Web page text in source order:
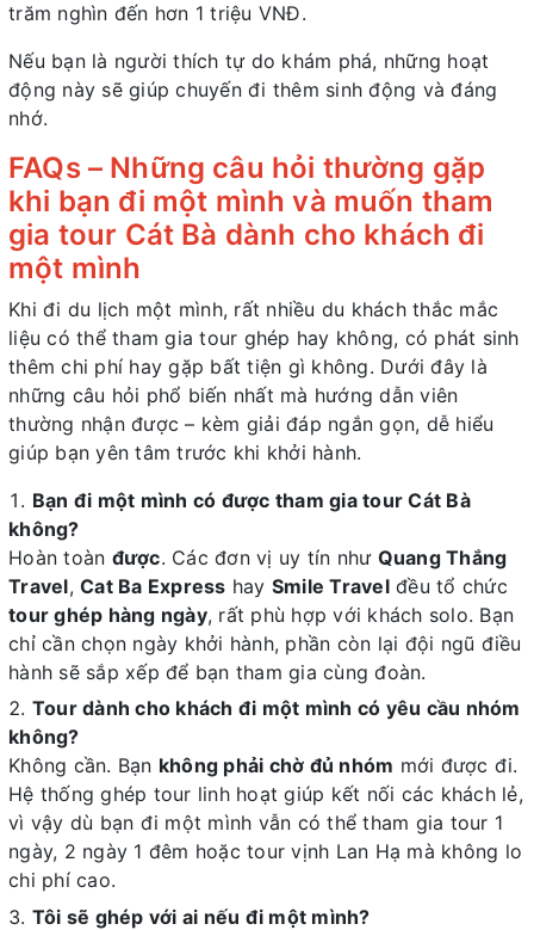
trăm nghìn đến hơn 1 triệu VNĐ.
Nếu bạn là người thích tự do khám phá, những hoạt
động này sẽ giúp chuyến đi thêm sinh động và đáng
nhớ.
FAQs – Những câu hỏi thường gặp
khi bạn đi một mình và muốn tham
gia tour Cát Bà dành cho khách đi
một mình
Khi đi du lịch một mình, rất nhiều du khách thắc mắc
liệu có thể tham gia tour ghép hay không, có phát sinh
thêm chi phí hay gặp bất tiện gì không. Dưới đây là
những câu hỏi phổ biến nhất mà hướng dẫn viên
thường nhận được – kèm giải đáp ngắn gọn, dễ hiểu
giúp bạn yên tâm trước khi khởi hành.
Bạn đi một mình có được tham gia tour Cát Bà
không?
Hoàn toàn được. Các đơn vị uy tín như Quang Thắng
Travel, Cat Ba Express hay Smile Travelđều tổ chức
tour ghép hàng ngày, rất phù hợp với khách solo. Bạn
chỉ cần chọn ngày khởi hành, phần còn lại đội ngũ điều
hành sẽ sắp xếp để bạn tham gia cùng đoàn.
Tour dành cho khách đi một mình có yêu cầu nhóm
không?
Không cần. Bạn không phải chờ đủ nhóm mới được đi.
Hệ thống ghép tour linh hoạt giúp kết nối các khách lẻ,
vì vậy dù bạn đi một mình vẫn có thể tham gia tour 1
ngày, 2 ngày 1 đêm hoặc tour vịnh Lan Hạ mà không lo
chi phí cao.
Tôi sẽ ghép với ai nếu đi một mình?